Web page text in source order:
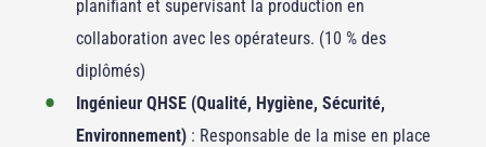
planifiant et supervisant la production en
collaboration avec les opérateurs. (10 % des
diplômés)
Ingénieur QHSE (Qualité, Hygiène, Sécurité,
Environnement) : Responsable de la mise en place